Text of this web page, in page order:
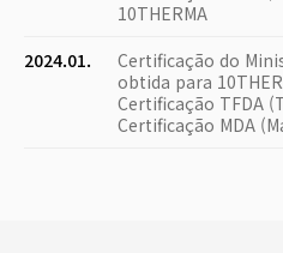
10THERMA
2024.01.
Certificação do
obtida para
Certificação TFDA
Certificação MDA